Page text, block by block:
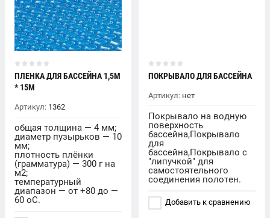
ПЛЕНКА ДЛЯ БАССЕЙНА 1,5М
* 15М
Артикул: 1362
общая толщина — 4 мм;
диаметр пузырьков — 10
мм;
плотность плёнки
(грамматура) — 300 г на
м2;
температурный
диапазон — от +80 до —
60 oC.
ПОКРЫВАЛО ДЛЯ БАССЕЙНА
Артикул:нет
Покрывало на водную
поверхность
бассейна,Покрывало
для
бассейна,Покрывало с
"липучкой" для
самостоятельного
соединения полотен.
Добавить к сравнению